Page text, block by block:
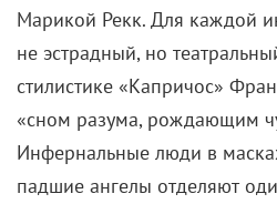
Марикой Рекк. Для каждой
не эстрадный, но
стилистике «Капричос»
«сном разума, рождающим
Инфернальные люди в
падшие ангелы отделяют